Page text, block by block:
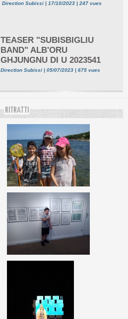
Direction Subissi | 17/10/2023 | 247 vues
TEASER "SUBISBIGLIU
BAND" ALB'ORU
GHJUNGNU DI U 2023541
Direction Subissi | 05/07/2023 | 675 vues
RITRATTI